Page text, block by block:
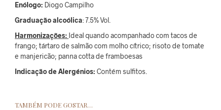
Enólogo: Diogo Campilho
Graduação alcoólica: 7.5% Vol.
Harmonizações: Ideal quando acompanhado com tacos de
frango; tártaro de salmão com molho cítrico; risoto de tomate
e manjericão; panna cotta de framboesas
Indicação de Alergénios:Contém sulfitos.
TAMBÉM PODE GOSTAR…